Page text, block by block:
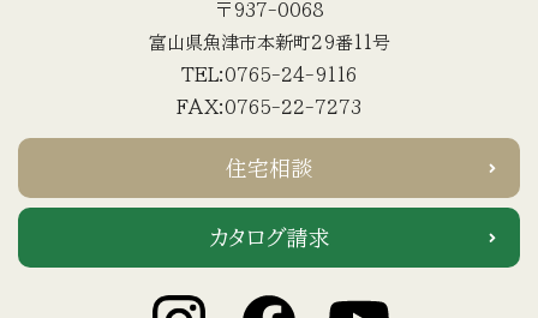
〒937-0068
富山県魚津市本新町29番11号
TEL:0765-24-9116
FAX:0765-22-7273
住宅相談
カタログ請求